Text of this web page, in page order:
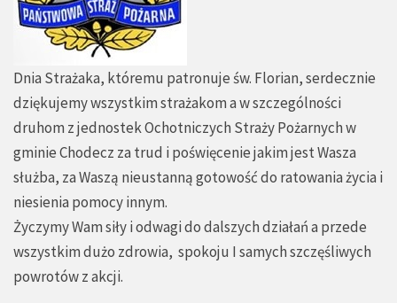
Dnia Strażaka, któremu patronuje św. Florian, serdecznie
dziękujemy wszystkim strażakom a w szczególności
druhom z jednostek Ochotniczych Straży Pożarnych w
gminie Chodecz za trud i poświęcenie jakim jest Wasza
służba, za Waszą nieustanną gotowość do ratowania życia i
niesienia pomocy innym.
Życzymy Wam siły i odwagi do dalszych działań a przede
wszystkim dużo zdrowia, spokoju I samych szczęśliwych
powrotów z akcji.